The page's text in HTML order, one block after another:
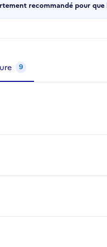
recommandé pour
9